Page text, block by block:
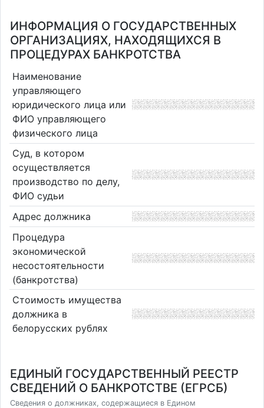
ИНФОРМАЦИЯ О ГОСУДАРСТВЕННЫХ
ОРГАНИЗАЦИЯХ, НАХОДЯЩИХСЯ В
ПРОЦЕДУРАХ БАНКРОТСТВА
Наименование
управляющего
юридического лица или
ФИО управляющего
физического лица
Суд, в котором
осуществляется
производство по делу,
ФИО судьи
Адрес должника
Процедура
экономической
несостоятельности
(банкротства)
Стоимость имущества
должника в
белорусских рублях
ЕДИНЫЙ ГОСУДАРСТВЕННЫЙ РЕЕСТР
СВЕДЕНИЙ О БАНКРОТСТВЕ (ЕГРСБ)
Сведения о должниках, содержащиеся в Едином